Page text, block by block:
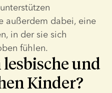
außerdem dabei, eine
in der sie sich
fühlen.
und
Kinder?